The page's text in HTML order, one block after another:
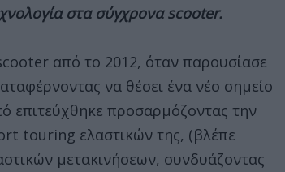
στα σύγχρονα scooter.
από το 2012, όταν παρουσίασε
να θέσει ένα νέο σημείο
επιτεύχθηκε προσαρμόζοντας την
touring ελαστικών της, (βλέπε
μετακινήσεων, συνδυάζοντας